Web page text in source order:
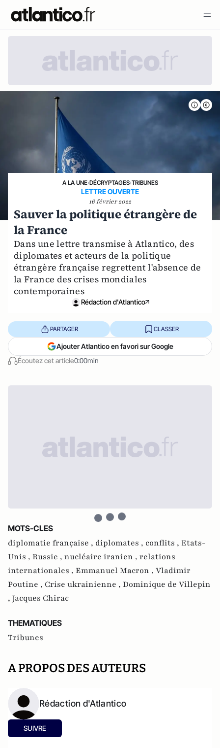
A LA UNE›DÉCRYPTAGES›TRIBUNES
LETTRE OUVERTE
16 février 2022
Sauver la politique étrangère de
la France
Dans une lettre transmise à Atlantico, des
diplomates et acteurs de la politique
étrangère française regrettent l'absence de
la France des crises mondiales
contemporaines
Rédaction d'Atlantico
Écoutez cet article0:00min
PARTAGER CLASSER
Ajouter Atlantico en favori sur Google
MOTS-CLES
diplomatie française , diplomates , conflits , Etats-
Unis , Russie , nucléaire iranien , relations
internationales , Emmanuel Macron , Vladimir
Poutine , Crise ukrainienne , Dominique de Villepin
, Jacques Chirac
THEMATIQUES
Tribunes
A PROPOS DES AUTEURS
Rédaction d'Atlantico
SUIVRE